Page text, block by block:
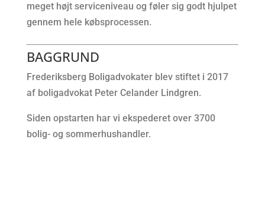
meget højt serviceniveau og føler sig godt hjulpet
gennem hele købsprocessen.
BAGGRUND
Frederiksberg Boligadvokater blev stiftet i 2017
af boligadvokat Peter Celander Lindgren.
Siden opstarten har vi ekspederet over 3700
bolig- og sommerhushandler.